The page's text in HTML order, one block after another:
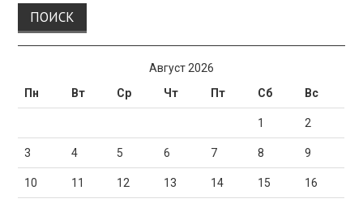
Август 2026
Пн
Вт Ср Чт Пт Сб Вс
1 2
3 4 5 6 7 8 9
10 11 12 13 14 15 16